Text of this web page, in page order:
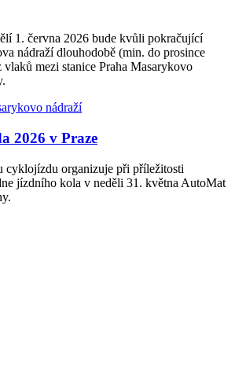
1. června 2026 bude kvůli pokračující
nádraží dlouhodobě (min. do prosince
vlaků mezi stanice Praha Masarykovo
2026 v Praze
cyklojízdu organizuje při příležitosti
jízdního kola v neděli 31. května AutoMat